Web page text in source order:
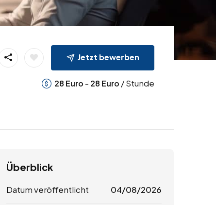
Jetzt bewerben
28 Euro - 28 Euro / Stunde
Überblick
Datum veröffentlicht 04/08/2026